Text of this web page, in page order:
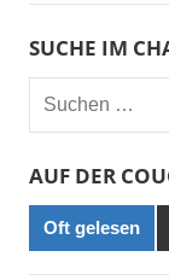
SUCHE IM
Suchen
AUF DER
Oft gelesen